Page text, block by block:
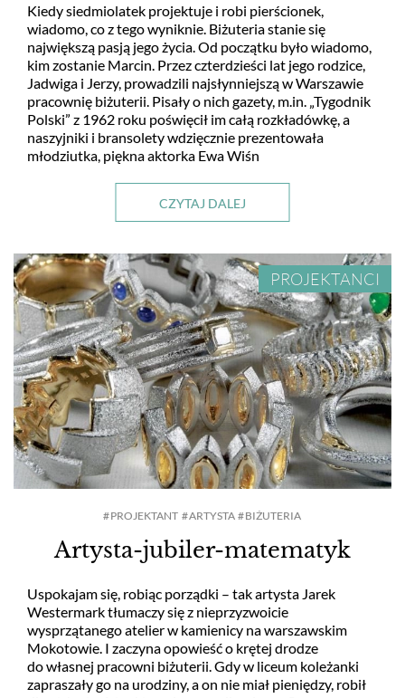
Kiedy siedmiolatek projektuje i robi pierścionek,
wiadomo, co z tego wyniknie. Biżuteria stanie się
największą pasją jego życia. Od początku było wiadomo,
kim zostanie Marcin. Przez czterdzieści lat jego rodzice,
Jadwiga i Jerzy, prowadzili najsłynniejszą w Warszawie
pracownię biżuterii. Pisały o nich gazety, m.in. „Tygodnik
Polski” z 1962 roku poświęcił im całą rozkładówkę, a
naszyjniki i bransolety wdzięcznie prezentowała
młodziutka, piękna aktorka Ewa Wiśn
CZYTAJ DALEJ
PROJEKTANCI
Artysta-jubiler-matematyk
Uspokajam się, robiąc porządki – tak artysta Jarek
Westermark tłumaczy się z nieprzyzwoicie
wysprzątanego atelier w kamienicy na warszawskim
Mokotowie. I zaczyna opowieść o krętej drodze
do własnej pracowni biżuterii. Gdy w liceum koleżanki
zapraszały go na urodziny, a on nie miał pieniędzy, robił
PROJEKTANT ARTYSTA BIŻUTERIA